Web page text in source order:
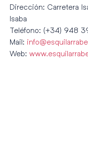
Dirección: Carretera
Isaba
Teléfono: (+34) 948
Mail:
Web: